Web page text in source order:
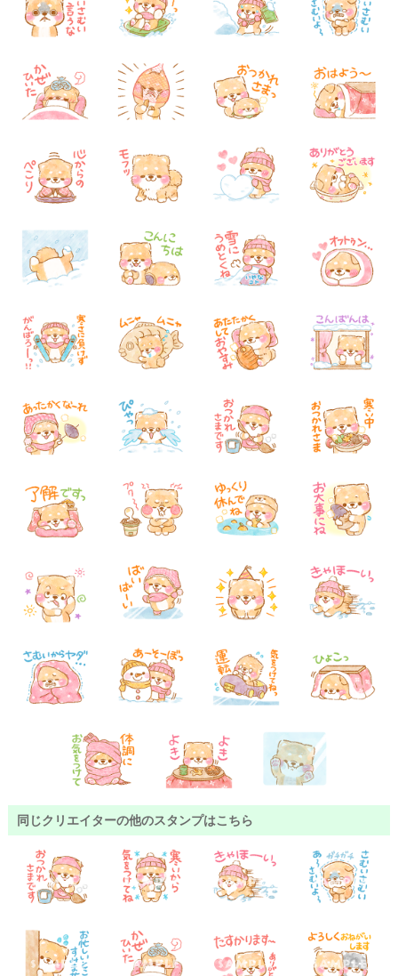
同じクリエイターの他のスタンプはこちら